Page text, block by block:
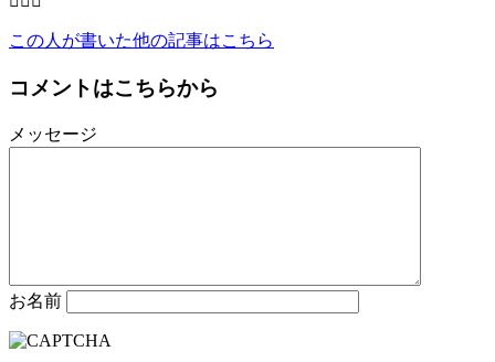
この人が書いた他の記事はこちら
コメントはこちらから
メッセージ
お名前